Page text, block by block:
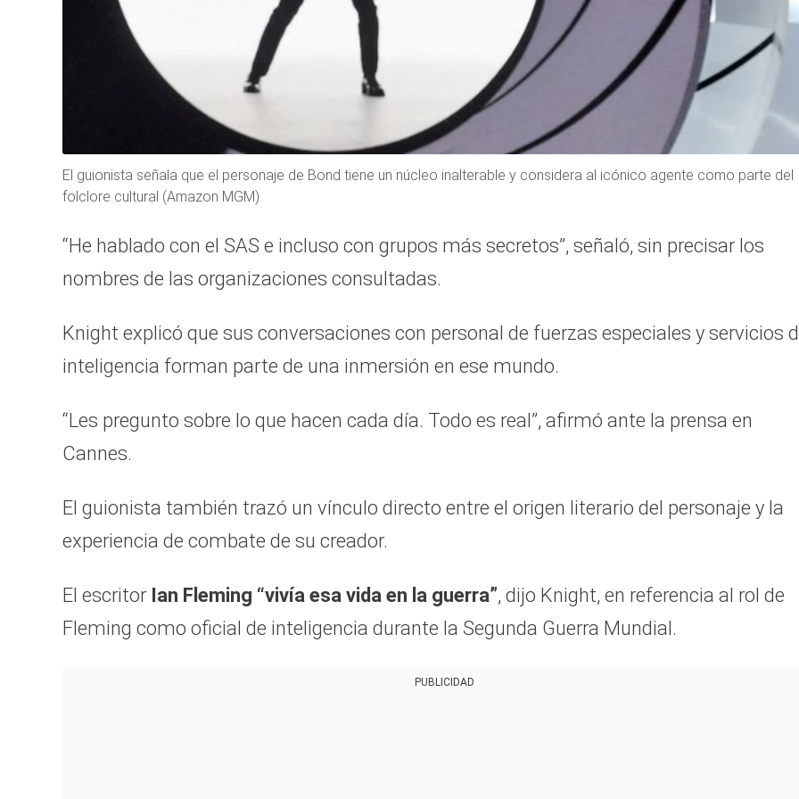
El guionista señala que el personaje de Bond tiene un núcleo inalterable y considera al icónico agente como parte del
folclore cultural (Amazon MGM)
“He hablado con el SAS e incluso con grupos más secretos”, señaló, sin precisar los
nombres de las organizaciones consultadas.
Knight explicó que sus conversaciones con personal de fuerzas especiales y servicios
inteligencia forman parte de una inmersión en ese mundo.
“Les pregunto sobre lo que hacen cada día. Todo es real”, afirmó ante la prensa en
Cannes.
El guionista también trazó un vínculo directo entre el origen literario del personaje y la
experiencia de combate de su creador.
El escritor Ian Fleming “vivía esa vida en la guerra”, dijo Knight, en referencia al rol de
Fleming como oficial de inteligencia durante la Segunda Guerra Mundial.
PUBLICIDAD